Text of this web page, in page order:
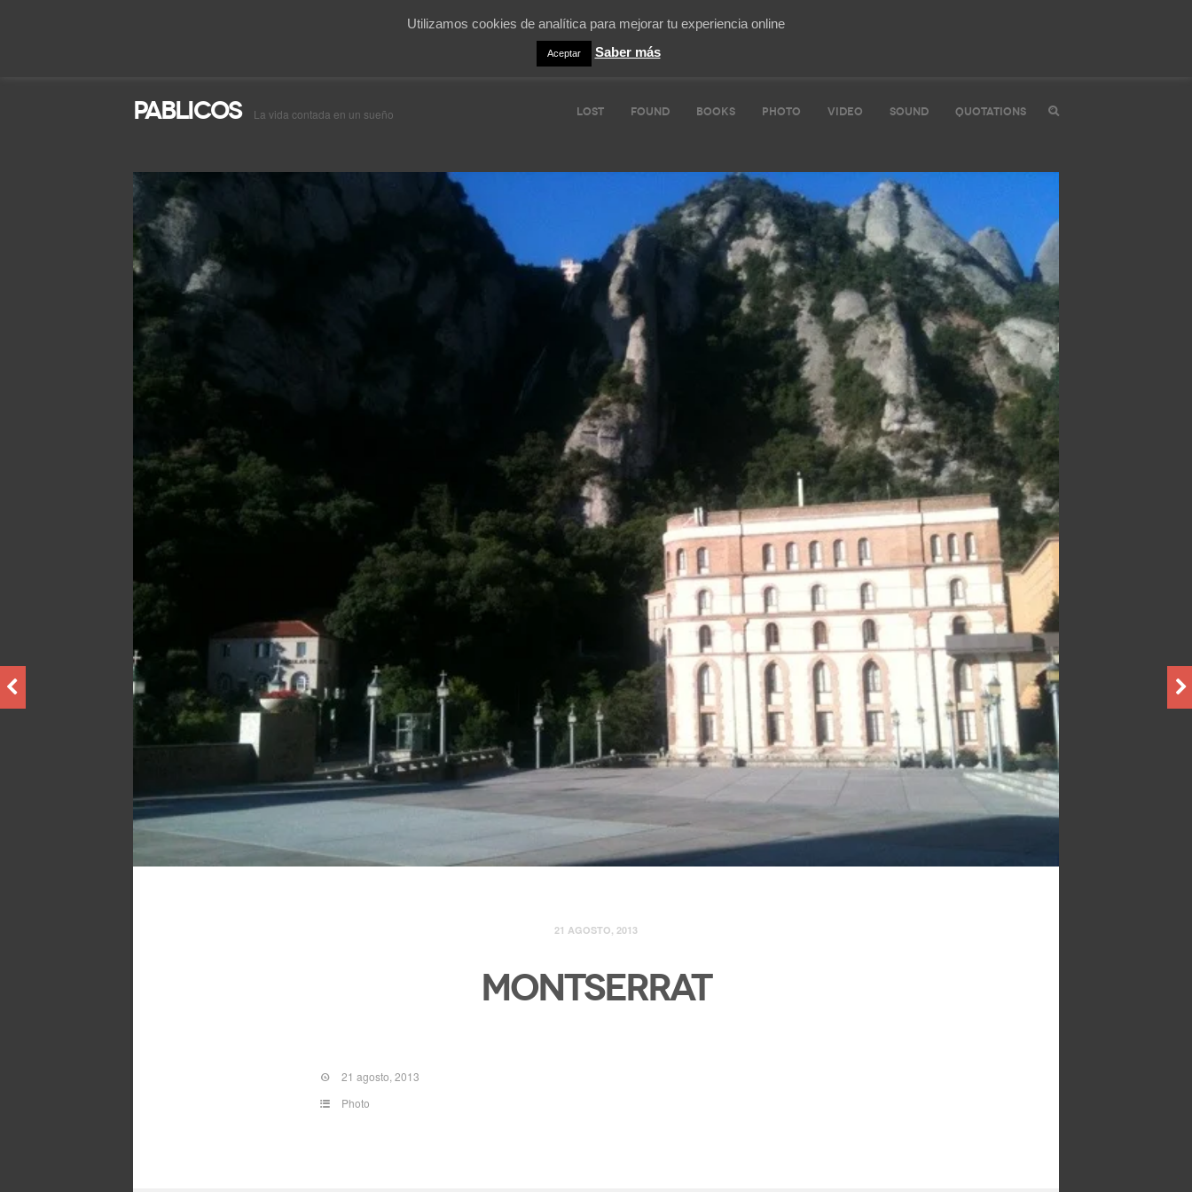
Pablicos La vida contada en un sueño LOST FOUND BOOKS PHOTO VIDEO SOUND QUOTATIONS
21 AGOSTO, 2013
Montserrat
21 agosto, 2013
Photo
Utilizamos cookies de analítica para mejorar tu experiencia online
Aceptar Saber más